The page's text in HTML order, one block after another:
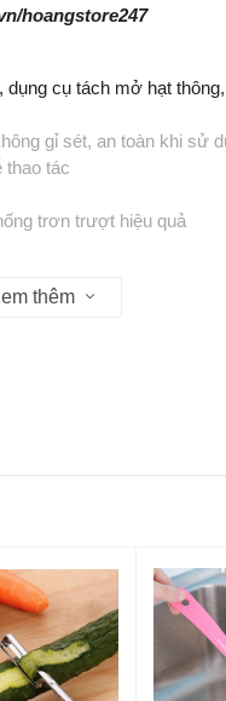
hoangstore247
cụ tách mở hạt
gỉ sét, an toàn khi sử
tác
trơn trượt hiệu quả
hạnh nhân, hạt thông,
của dụng cụ
nhân bên trong
tuổi thọ
#tachvoccho
#dungcuanvatbep
thêm